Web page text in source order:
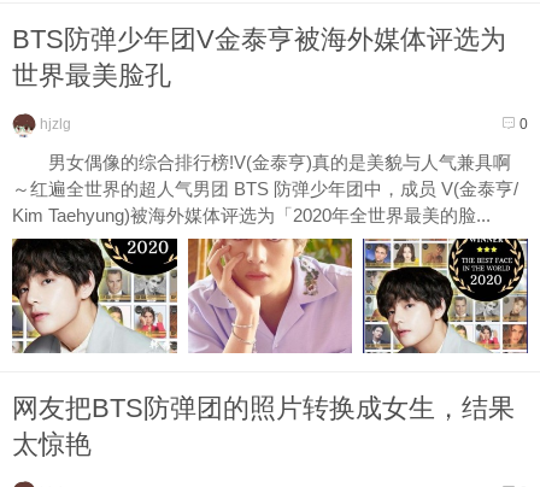
BTS防弹少年团V金泰亨被海外媒体评选为
世界最美脸孔
0
hjzlg
男女偶像的综合排行榜!V(金泰亨)真的是美貌与人气兼具啊
～红遍全世界的超人气男团 BTS 防弹少年团中，成员 V(金泰亨/
Kim Taehyung)被海外媒体评选为「2020年全世界最美的脸...
网友把BTS防弹团的照片转换成女生，结果
太惊艳